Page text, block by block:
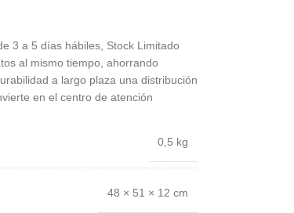
3 a 5 días hábiles, Stock Limitado
al mismo tiempo, ahorrando
a largo plaza una distribución
en el centro de atención
0,5 kg
48 × 51 × 12 cm